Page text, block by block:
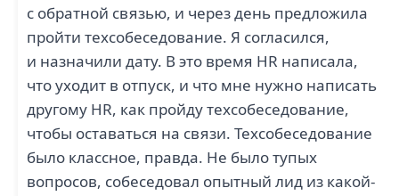
с обратной связью, и через день предложила
пройти техсобеседование. Я согласился,
и назначили дату. В это время HR написала,
что уходит в отпуск, и что мне нужно написать
другому HR, как пройду техсобеседование,
чтобы оставаться на связи. Техсобеседование
было классное, правда. Не было тупых
вопросов, собеседовал опытный лид из какой-